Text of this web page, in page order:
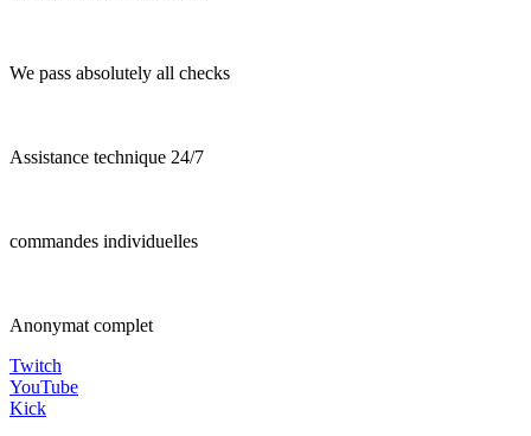
We pass absolutely all checks
Assistance technique 24/7
commandes individuelles
Anonymat complet
Twitch
YouTube
Kick